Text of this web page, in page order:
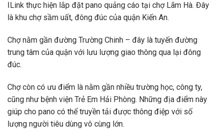
ILink thực hiện lắp đặt pano quảng cáo tại chợ Lãm Hà. Đây
là khu chợ sầm uất, đông đúc của quận Kiến An.
Chợ nằm gần đường Trường Chinh – đây là tuyến đường
trung tâm của quận với lưu lượng giao thông qua lại đông
đúc.
Chợ còn có ưu điểm là nằm gần nhiều trường học, công ty,
cũng như bệnh viện Trẻ Em Hải Phòng. Những địa điểm này
giúp cho pano có thể truyền tải được thông điệp với số
lượng người tiêu dùng vô cùng lớn.